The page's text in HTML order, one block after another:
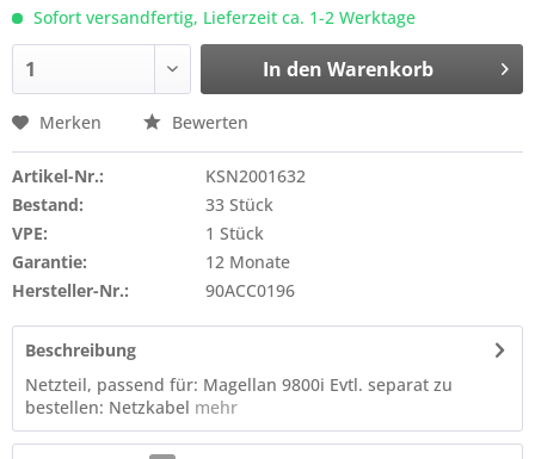
Sofort versandfertig, Lieferzeit ca. 1-2 Werktage
In den Warenkorb
Merken Bewerten
Artikel-Nr.:
KSN2001632
Bestand:
33 Stück
VPE:
1 Stück
Garantie:
12 Monate
Hersteller-Nr.:
90ACC0196
Beschreibung
Netzteil, passend für: Magellan 9800i Evtl. separat zu
bestellen: Netzkabel mehr